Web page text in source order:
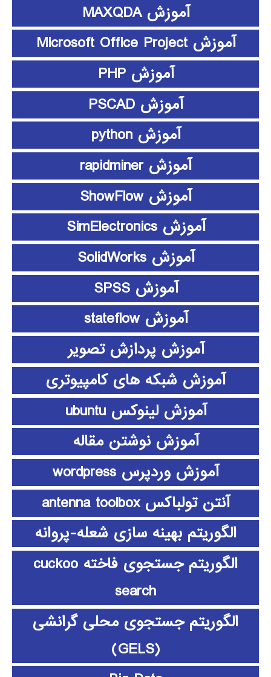
آموزش MAXQDA
آموزش Microsoft Office Project
آموزش PHP
آموزش PSCAD
آموزش python
آموزش rapidminer
آموزش ShowFlow
آموزش SimElectronics
آموزش SolidWorks
آموزش SPSS
آموزش stateflow
آموزش پردازش تصویر
آموزش شبکه های کامپیوتری
آموزش لینوکس ubuntu
آموزش نوشتن مقاله
آموزش وردپرس wordpress
آنتن تولباکس antenna toolbox
الگوریتم بهینه سازی شعله-پروانه
الگوریتم جستجوی فاخته cuckoo
search
الگوریتم جستجوی محلی گرانشی
(GELS)